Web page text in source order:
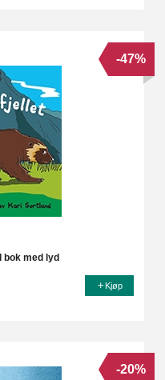
bok med lyd
-47%
Kjøp
-20%